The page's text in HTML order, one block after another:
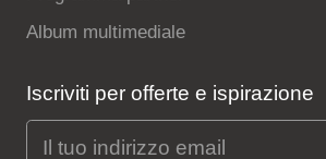
Album multimediale
Iscriviti per offerte e ispirazione